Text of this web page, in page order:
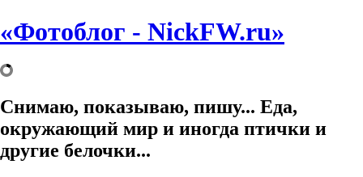
«Фотоблог - NickFW.ru»
Снимаю, показываю, пишу... Еда,
окружающий мир и иногда птички и
другие белочки...